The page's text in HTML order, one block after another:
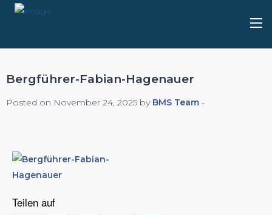
Bergführer-Fabian-Hagenauer
Posted on November 24, 2025 by BMS Team -
Teilen auf